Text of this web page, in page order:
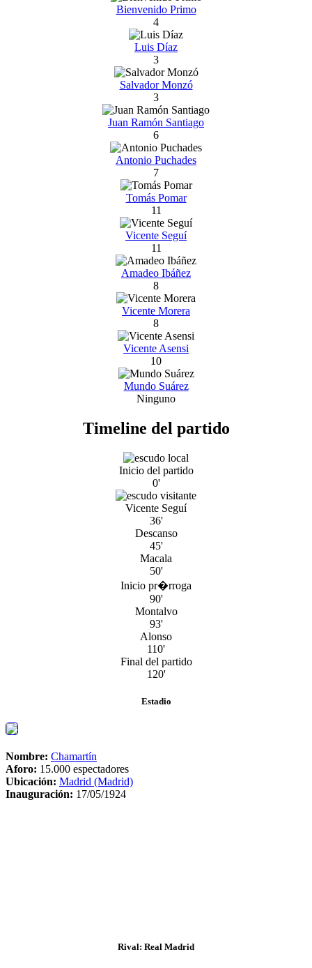
Bienvenido Primo
4
Luis Díaz
3
Salvador Monzó
3
Juan Ramón Santiago
6
Antonio Puchades
7
Tomás Pomar
11
Vicente Seguí
11
Amadeo Ibáñez
8
Vicente Morera
8
Vicente Asensi
10
Mundo Suárez
Ninguno
Timeline del partido
Inicio del partido
0'
Vicente Seguí
36'
Descanso
45'
Macala
50'
Inicio pr�rroga
90'
Montalvo
93'
Alonso
110'
Final del partido
120'
Estadio
Nombre: Chamartín
Aforo: 15.000 espectadores
Ubicación: Madrid (Madrid)
Inauguración: 17/05/1924
Rival: Real Madrid